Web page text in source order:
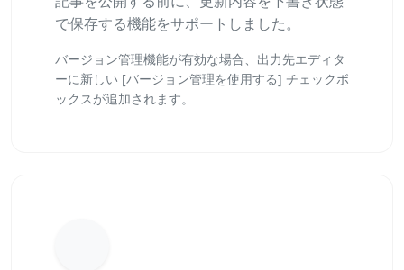
で保存する機能をサポートしました。
バージョン管理機能が有効な場合、出力先エディタ
ーに新しい [バージョン管理を使用する] チェックボ
ックスが追加されます。